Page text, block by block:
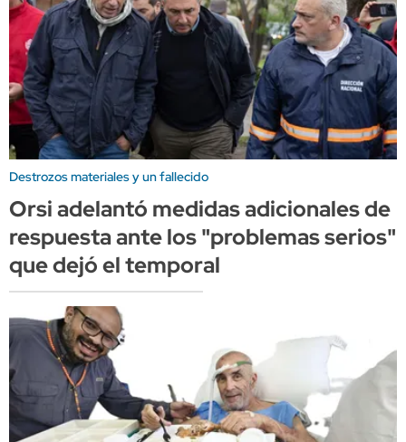
Destrozos materiales y un fallecido
Orsi adelantó medidas adicionales de
respuesta ante los "problemas serios"
que dejó el temporal